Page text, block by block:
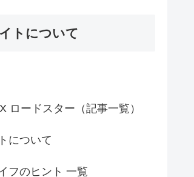
トについて
ロードスター（記事一覧）
について
フのヒント 一覧